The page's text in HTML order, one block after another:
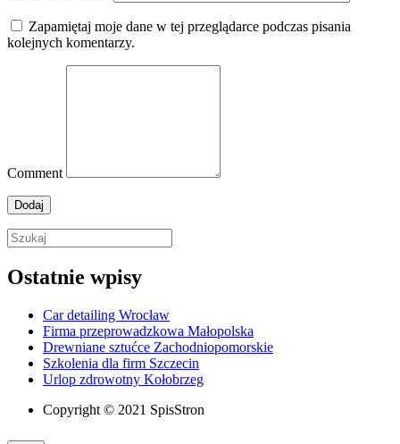
Zapamiętaj moje dane w tej przeglądarce podczas pisania
kolejnych komentarzy.
Comment
Ostatnie wpisy
Car detailing Wrocław
Firma przeprowadzkowa Małopolska
Drewniane sztućce Zachodniopomorskie
Szkolenia dla firm Szczecin
Urlop zdrowotny Kołobrzeg
Copyright © 2021 SpisStron